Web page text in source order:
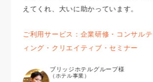
えてくれ、大いに助かっています。
ご利用サービス：企業研修・コンサルテ
ィング・クリエイティブ・セミナー
ブリッジホテルグループ様
（ホテル事業）